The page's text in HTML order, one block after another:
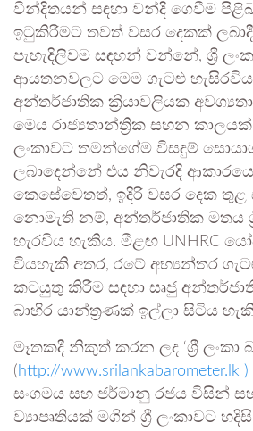
වින්දිතයන් සඳහා වන්දි ගෙවීම
ඉටුකිරීමට තවත් වසර දෙකක්
පැහැදිලිවම සඳහන් වන්නේ, ශ්‍රී
ආයතනවලට මෙම ගැටළු
අන්තර්ජාතික ක්‍රියාවලියක
මෙය රාජ්‍යතාන්ත්‍රික සහන
ලංකාවට තමන්ගේම විසඳුම්
ලබාදෙන්නේ එය නිවැරදි
කෙසේවෙතත්, ඉදිරි වසර දෙක තුළ
නොමැති නම්, අන්තර්ජාතික මතය
හැරවිය හැකිය. මීළඟ UNHRC
වියහැකි අතර, රටේ අභ්‍යන්තර
කටයුතු කිරීම සඳහා සෘජු
බාහිර යාන්ත්‍රණක් ඉල්ලා සිටිය
මෑතකදී නිකුත් කරන ලද ‘ශ්‍රී ලංකා
( http://www.srilankabarometer.lk )
සංගමය සහ ජර්මානු රජය විසින්
ව්‍යාපෘතියක් මගින් ශ්‍රී ලංකාවට හදිසි